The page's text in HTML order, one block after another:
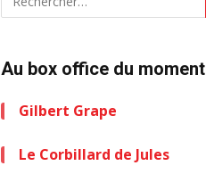
Au box office du moment
Gilbert Grape
Le Corbillard de Jules